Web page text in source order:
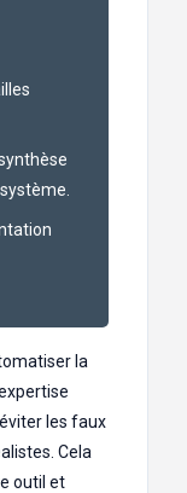
la
les faux
Cela
outil et